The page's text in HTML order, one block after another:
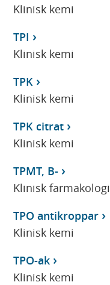
Klinisk kemi
TPI
Klinisk kemi
TPK
Klinisk kemi
TPK citrat
Klinisk kemi
TPMT, B-
Klinisk farmakologi
TPO antikroppar
Klinisk kemi
TPO-ak
Klinisk kemi